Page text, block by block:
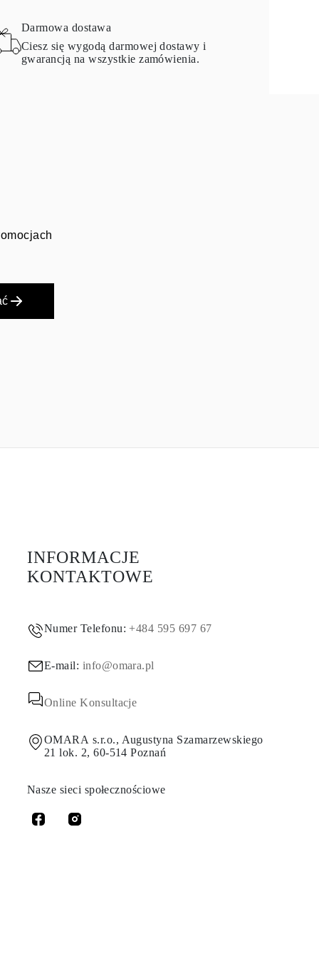
Darmowa dostawa
Ciesz się wygodą darmowej dostawy i
gwarancją na wszystkie zamówienia.
INFORMACJE
KONTAKTOWE
Numer Telefonu:+484 595 697 67
E-mail: info@omara.pl
Online Konsultacje
OMARA s.r.o., Augustyna Szamarzewskiego
21 lok. 2, 60-514 Poznań
Nasze sieci społecznościowe